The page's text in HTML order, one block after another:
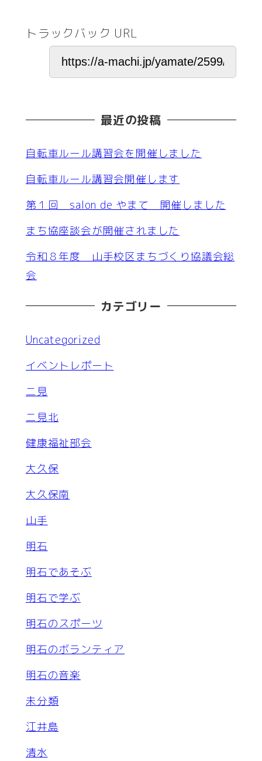
トラックバック URL
最近の投稿
自転車ルール講習会を開催しました
自転車ルール講習会開催します
第１回 salon de やまて 開催しました
まち協座談会が開催されました
令和８年度 山手校区まちづくり協議会総
会
カテゴリー
Uncategorized
イベントレポート
二見
二見北
健康福祉部会
大久保
大久保南
山手
明石
明石であそぶ
明石で学ぶ
明石のスポーツ
明石のボランティア
明石の音楽
未分類
江井島
清水